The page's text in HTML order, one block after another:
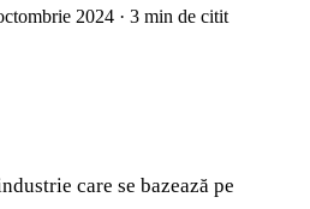
2024 · 3 min de citit
care se bazează pe